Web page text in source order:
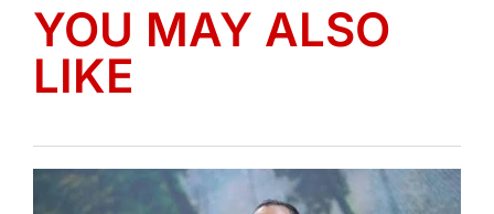
YOU MAY ALSO
LIKE